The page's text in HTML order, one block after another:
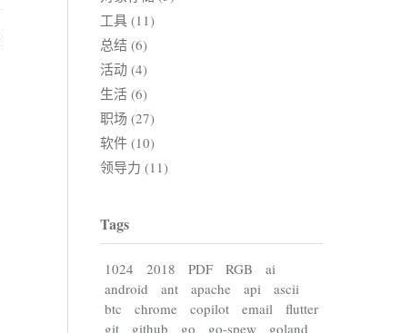
工具 (11)
总结 (6)
活动 (4)
生活 (6)
职场 (27)
软件 (10)
领导力 (11)
Tags
1024 2018 PDF RGB
ai
android
ant apache api
ascii
btc
chrome copilot email
flutter
git
github go go-spew
goland